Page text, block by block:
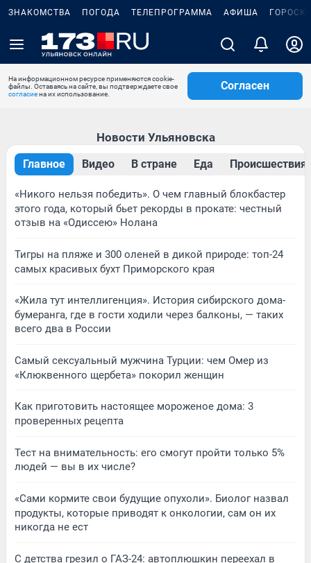
ЗНАКОМСТВА ПОГОДА ТЕЛЕПРОГРАММА АФИША
На информационном ресурсе применяются cookie-
файлы. Оставаясь на сайте, вы подтверждаете свое
согласиена их использование.
Согласен
Новости Ульяновска
Главное Видео В стране Еда Происшествия
«Никого нельзя победить». О чем главный блокбастер
этого года, который бьет рекорды в прокате: честный
отзыв на «Одиссею» Нолана
Тигры на пляже и 300 оленей в дикой природе: топ-24
самых красивых бухт Приморского края
«Жила тут интеллигенция». История сибирского дома-
бумеранга, где в гости ходили через балконы, — таких
всего два в России
Самый сексуальный мужчина Турции: чем Омер из
«Клюквенного щербета» покорил женщин
Как приготовить настоящее мороженое дома: 3
проверенных рецепта
Тест на внимательность: его смогут пройти только 5%
людей — вы в их числе?
«Сами кормите свои будущие опухоли». Биолог назвал
продукты, которые приводят к онкологии, сам он их
никогда не ест
С детства грезил о ГАЗ-24: автоплюшкин переехал в